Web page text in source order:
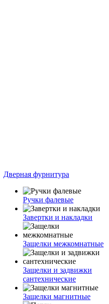
Дверная фурнитура
Ручки фалевые
Завертки и накладки
Защелки межкомнатные
Защелки и задвижки
сантехнические
Защелки магнитные